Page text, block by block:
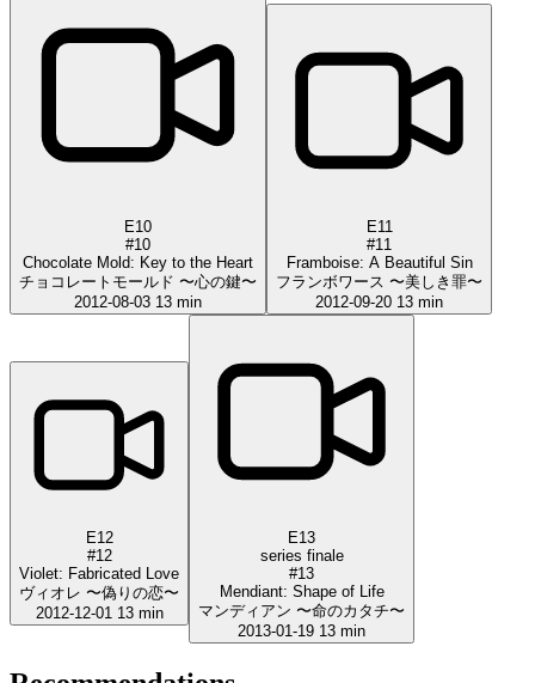
E10
#10
Chocolate Mold: Key to the Heart
チョコレートモールド 〜心の鍵〜
2012-08-03 13 min
E11
#11
Framboise: A Beautiful Sin
フランボワース 〜美しき罪〜
2012-09-20 13 min
E12
#12
Violet: Fabricated Love
ヴィオレ 〜偽りの恋〜
2012-12-01 13 min
E13
series finale
#13
Mendiant: Shape of Life
マンディアン 〜命のカタチ〜
2013-01-19 13 min